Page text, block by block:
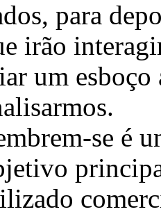
para
irão
um
se é